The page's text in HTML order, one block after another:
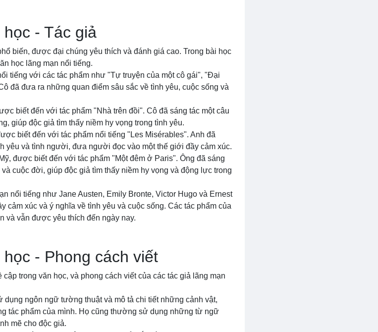
- Tác giả
biến, được đại chúng yêu thích và đánh giá cao. Trong bài học
học lãng mạn nổi tiếng.
tiếng với các tác phẩm như "Tự truyện của một cô gái", "Đại
đã đưa ra những quan điểm sâu sắc về tình yêu, cuộc sống và
biết đến với tác phẩm "Nhà trên đồi". Cô đã sáng tác một câu
giúp độc giả tìm thấy niềm hy vọng trong tình yêu.
biết đến với tác phẩm nổi tiếng "Les Misérables". Anh đã
yêu và tình người, đưa người đọc vào một thế giới đầy cảm xúc.
được biết đến với tác phẩm "Một đêm ở Paris". Ông đã sáng
cuộc đời, giúp độc giả tìm thấy niềm hy vọng và động lực trong
nổi tiếng như Jane Austen, Emily Bronte, Victor Hugo và Ernest
cảm xúc và ý nghĩa về tình yêu và cuộc sống. Các tác phẩm của
và vẫn được yêu thích đến ngày nay.
- Phong cách viết
trong văn học, và phong cách viết của các tác giả lãng mạn
ngôn ngữ tường thuật và mô tả chi tiết những cảnh vật,
tác phẩm của mình. Họ cũng thường sử dụng những từ ngữ
mẽ cho độc giả.